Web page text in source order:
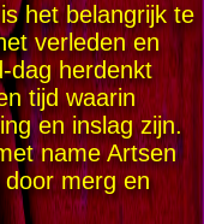
het belangrijk te
verleden en
dag herdenkt
tijd waarin
en inslag zijn.
name Artsen
merg en